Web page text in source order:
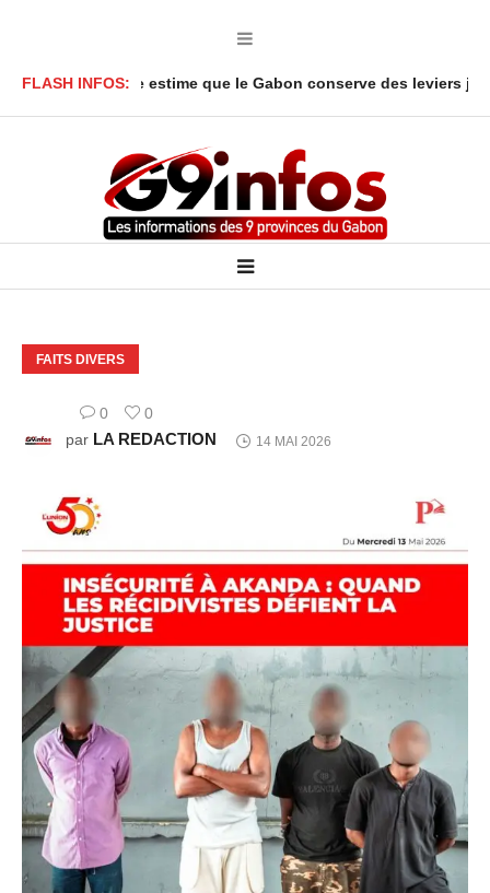
FLASH INFOS:
Y’Obegue estime que le Gabon conserve des leviers juridiques
FAITS DIVERS
0
0
par LA REDACTION 14 MAI 2026